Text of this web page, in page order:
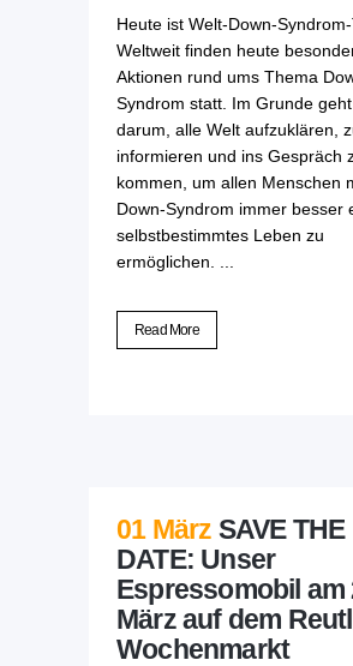
Heute ist Welt-Down-Syndrom-
Weltweit finden heute
Aktionen rund ums Thema
Syndrom statt. Im Grunde
darum, alle Welt aufzuklären,
informieren und ins Gespräch
kommen, um allen Menschen
Down-Syndrom immer besser
selbstbestimmtes Leben zu
ermöglichen. ...
Read More
01 März SAVE THE
DATE: Unser
Espressomobil am
März auf dem
Wochenmarkt